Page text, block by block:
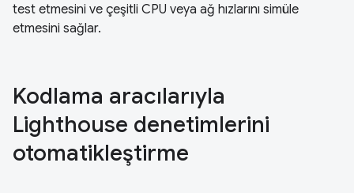
test etmesini ve çeşitli CPU veya ağ hızlarını simüle
etmesini sağlar.
Kodlama aracılarıyla
Lighthouse denetimlerini
otomatikleştirme